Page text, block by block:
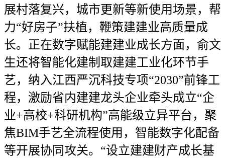
展村落复兴，城市更新等新使用场景，帮
力“好房子”扶植，鞭策建建业高质量成
长。正在数字赋能建建业成长方面，俞文
生还将智能化建制取建建工业化环节手
艺，纳入江西严沉科技专项“2030”前锋工
程，激励省内建建龙头企业牵头成立“企
业+高校+科研机构”高能级立异平台，聚
焦BIM手艺全流程使用，智能数字化配备
等开展协同攻关。“设立建建财产成长基